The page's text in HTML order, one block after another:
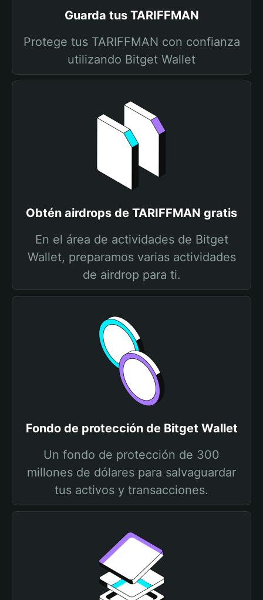
Guarda tus TARIFFMAN
Protege tus TARIFFMAN con confianza
utilizando Bitget Wallet
Obtén airdrops de TARIFFMAN gratis
En el área de actividades de Bitget
Wallet, preparamos varias actividades
de airdrop para ti.
Fondo de protección de Bitget Wallet
Un fondo de protección de 300
millones de dólares para salvaguardar
tus activos y transacciones.